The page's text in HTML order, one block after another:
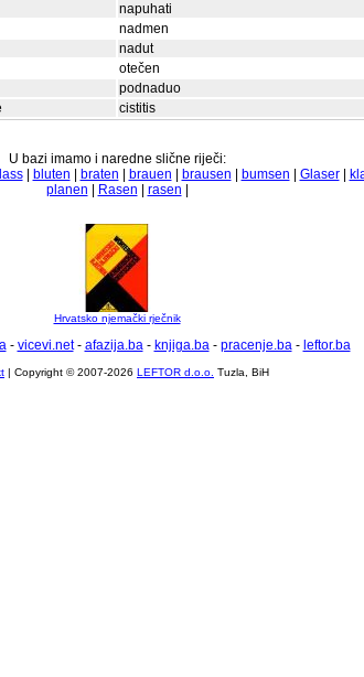
napuhati
nadmen
nadut
otečen
podnaduo
cistitis
U bazi imamo i naredne slične riječi:
| bluten braten brauen brausen bumsen Glaser|
planen
Rasen rasen
Hrvatsko njemački rječnik
- vicevi.net- afazija.ba- knjiga.ba- pracenje.ba- leftor.ba
| Copyright © 2007-2026 LEFTOR d.o.o. Tuzla, BiH